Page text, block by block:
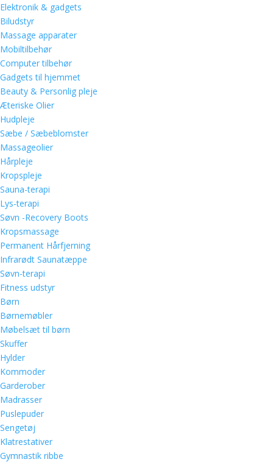
Elektronik & gadgets
Biludstyr
Massage apparater
Mobiltilbehør
Computer tilbehør
Gadgets til hjemmet
Beauty & Personlig pleje
Æteriske Olier
Hudpleje
Sæbe / Sæbeblomster
Massageolier
Hårpleje
Kropspleje
Sauna-terapi
Lys-terapi
Søvn -Recovery Boots
Kropsmassage
Permanent Hårfjerning
Infrarødt Saunatæppe
Søvn-terapi
Fitness udstyr
Børn
Børnemøbler
Møbelsæt til børn
Skuffer
Hylder
Kommoder
Garderober
Madrasser
Puslepuder
Sengetøj
Klatrestativer
Gymnastik ribbe